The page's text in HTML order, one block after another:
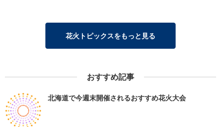
花火トピックスをもっと見る
おすすめ記事
北海道で今週末開催されるおすすめ花火大会